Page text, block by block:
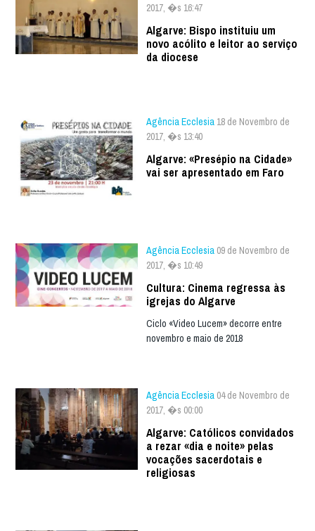
2017, �s 16:47
Algarve: Bispo instituiu um
novo acólito e leitor ao serviço
da diocese
Agência Ecclesia 18 de Novembro de
2017, �s 13:40
Algarve: «Presépio na Cidade»
vai ser apresentado em Faro
Agência Ecclesia 09 de Novembro de
2017, �s 10:49
Cultura: Cinema regressa às
igrejas do Algarve
Ciclo «Video Lucem» decorre entre
novembro e maio de 2018
Agência Ecclesia 04 de Novembro de
2017, �s 00:00
Algarve: Católicos convidados
a rezar «dia e noite» pelas
vocações sacerdotais e
religiosas